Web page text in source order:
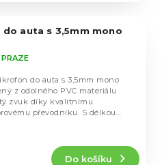
auta s 3,5mm mono
Do košíku
do auta s 3,5mm mono
z odolného PVC materiálu
zvuk díky kvalitnímu
převodníku. S délkou